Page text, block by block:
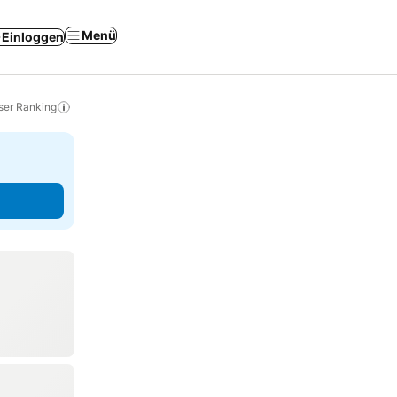
Einloggen Menü
Ranking